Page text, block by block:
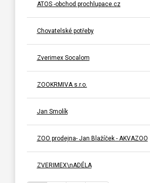
ATOS -obchod prochlupace.cz
Chovatelské potřeby
Zverimex Socalom
ZOOKRMIVA s.r.o.
Jan Smolík
ZOO prodejna- Jan Blažíček - AKVAZOO
ZVERIMEX\nADÉLA